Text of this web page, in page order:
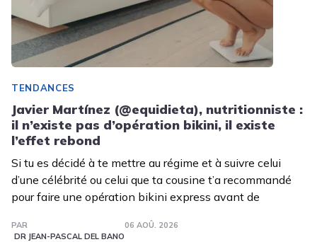
TENDANCES
Javier Martínez (@equidieta), nutritionniste :
il n’existe pas d’opération bikini, il existe
l’effet rebond
Si tu es décidé à te mettre au régime et à suivre celui
d’une célébrité ou celui que ta cousine t’a recommandé
pour faire une opération bikini express avant de
PAR
DR JEAN-PASCAL DEL BANO
06 AOÛ. 2026